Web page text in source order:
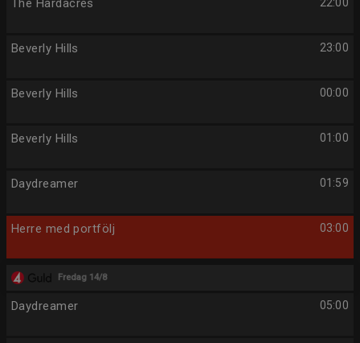
The Hardacres
23:00
Beverly Hills
00:00
Beverly Hills
01:00
Beverly Hills
01:59
Daydreamer
03:00
Herre med portfölj
Fredag 14/8
05:00
Daydreamer